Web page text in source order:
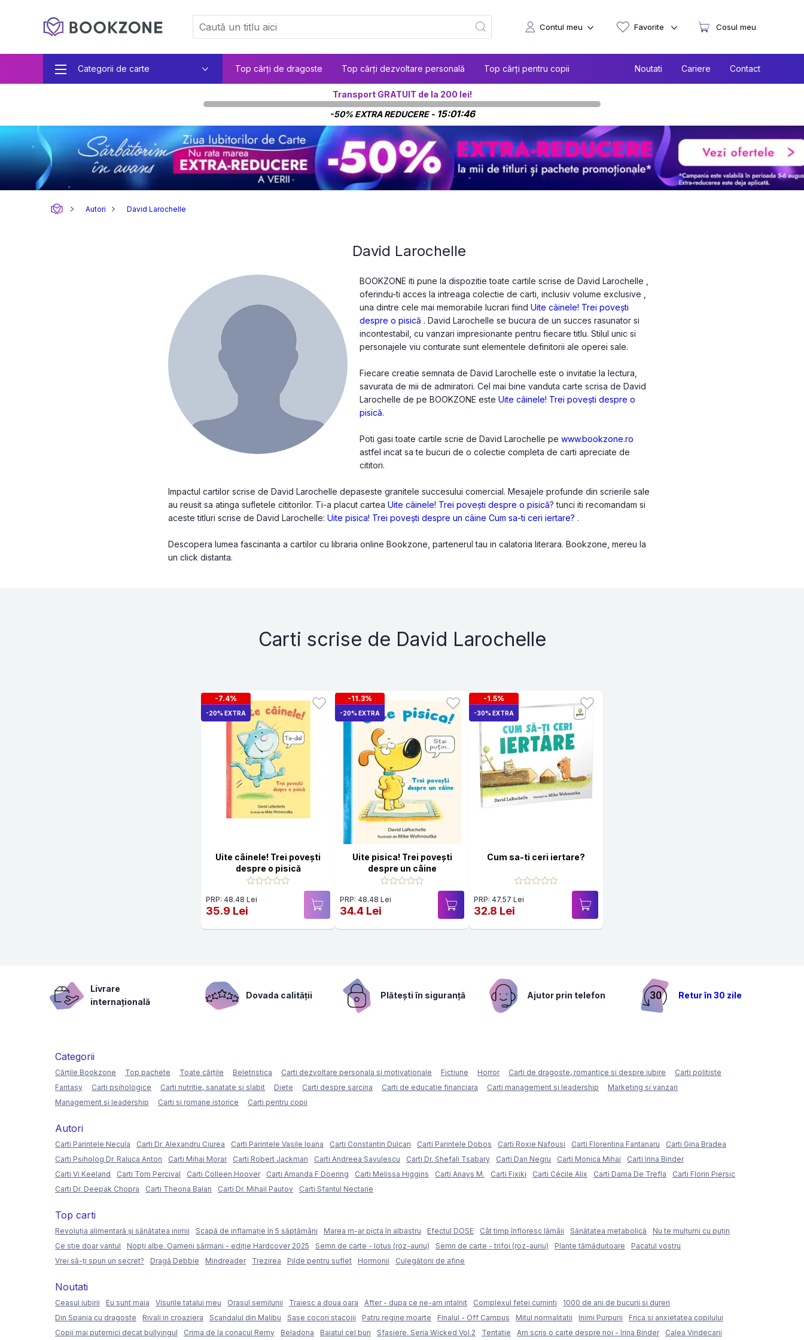
Categorii de carte Top cărți de dragoste Top cărți dezvoltare personală Top cărți pentru copii Noutati Cariere Contact
Contul meu Favorite Cosul meu
Transport GRATUIT de la 200 lei!
-50% EXTRA REDUCERE - 15:01:45
Autori David Larochelle
David Larochelle
BOOKZONE iti pune la dispozitie toate cartile scrise de David Larochelle ,
oferindu-ti acces la intreaga colectie de carti, inclusiv volume exclusive ,
una dintre cele mai memorabile lucrari fiindUite câinele! Trei povești
despre o pisică . David Larochelle se bucura de un succes rasunator si
incontestabil, cu vanzari impresionante pentru fiecare titlu. Stilul unic si
personajele viu conturate sunt elementele definitorii ale operei sale.
Fiecare creatie semnata de David Larochelle este o invitatie la lectura,
savurata de mii de admiratori. Cel mai bine vanduta carte scrisa de David
Larochelle de pe BOOKZONE esteUite câinele! Trei povești despre o
pisică.
Poti gasi toate cartile scrie de David Larochelle pewww.bookzone.ro
astfel incat sa te bucuri de o colectie completa de carti apreciate de
cititori.
Impactul cartilor scrise de David Larochelle depaseste granitele succesului comercial. Mesajele profunde din scrierile sale
au reusit sa atinga sufletele cititorilor. Ti-a placut carteaUite câinele! Trei povești despre o pisică? tunci iti recomandam si
aceste titluri scrise de David Larochelle:Uite pisica! Trei povești despre un câine Cum sa-ti ceri iertare? .
Descopera lumea fascinanta a cartilor cu libraria online Bookzone, partenerul tau in calatoria literara. Bookzone, mereu la
un click distanta.
Carti scrise de David Larochelle
-7.4%
-20% EXTRA
Uite câinele! Trei povești
despre o pisică
PRP: 48.48 Lei
35.9 Lei
-11.3%
-20% EXTRA
Uite pisica! Trei povești
despre un câine
PRP: 48.48 Lei
34.4 Lei
-1.5%
-30% EXTRA
Cum sa-ti ceri iertare?
PRP: 47.57 Lei
32.8 Lei
Livrare
internațională
Dovada calității Plătești în siguranță Ajutor prin telefon Retur în 30 zile
Categorii
Cărțile Bookzone Top pachete Toate cărțile Beletristica Carti dezvoltare personala si motivationale Fictiune Horror Carti de dragoste, romantice si despre iubire
Carti politiste
Fantasy
Carti psihologice Carti nutritie, sanatate si slabit Diete Carti despre sarcina Carti de educatie financiara Carti management si leadership
Marketing si vanzari
Management si leadership
Carti si romane istorice Carti pentru copii
Autori
Carti Parintele Necula Carti Dr. Alexandru Ciurea Carti Parintele Vasile Ioana Carti Constantin Dulcan Carti Parintele Dobos Carti Roxie Nafousi Carti Florentina Fantanaru
Carti Gina Bradea
Carti Psiholog Dr. Raluca Anton
Carti Mihai Morar Carti Robert Jackman Carti Andreea Savulescu Carti Dr. Shefali Tsabary Carti Dan Negru Carti Monica Mihai
Carti Irina Binder
Carti Vi Keeland
Carti Tom Percival Carti Colleen Hoover Carti Amanda F Doering Carti Melissa Higgins Carti Anays M. Carti Fixiki Carti Cécile Alix Carti Dama De Trefla
Carti Florin Piersic
Carti Dr. Deepak Chopra
Carti Theona Balan Carti Dr. Mihail Pautov Carti Sfantul Nectarie
Top carti
Revoluția alimentară și sănătatea inimii Scapă de inflamație în 5 săptămâni Marea m-ar picta în albastru Efectul DOSE Cât timp înfloresc lămâii Sănătatea metabolică
Nu te mulțumi cu puțin
Ce stie doar vantul
Nopți albe. Oameni sărmani - ediție Hardcover 2025 Semn de carte - lotus (roz-auriu) Semn de carte - trifoi (roz-auriu) Plante tămăduitoare
Pacatul vostru
Vrei să-ți spun un secret?
Dragă Debbie Mindreader Trezirea Pilde pentru suflet Hormonii Culegătorii de afine
Noutati
Ceasul iubirii Eu sunt maia Visurile tatalui meu Orasul semilunii Traiesc a doua oara After - dupa ce ne-am intalnit Complexul fetei cuminti
1000 de ani de bucurii si dureri
Din Spania cu dragoste
Rivali in croaziera Scandalul din Malibu Sase cocori stacojii Patru regine moarte Finalul - Off Campus Mitul normalitatii Inimi Purpurii
Frica si anxietatea copilului
Copii mai puternici decat bullyingul
Crima de la conacul Remy Beladona Baiatul cel bun Sfasiere. Seria Wicked Vol.2 Tentatie Am scris o carte despre noi - Irina Binder Calea Vindecarii